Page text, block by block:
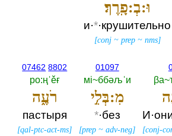
וּ:בְ:פָֽרֶךְ׃
и·*·крушительно
[conj~ prep~ nms]
[conj-
01097
мi~ббәљˈи
מִ:בְּלִ֣י
*·без
[prep ~adv-neg]
07462 8802
ро:ңˈěғ
רֹעֶ֑ה
пастыря
[qal-ptc-act-ms]